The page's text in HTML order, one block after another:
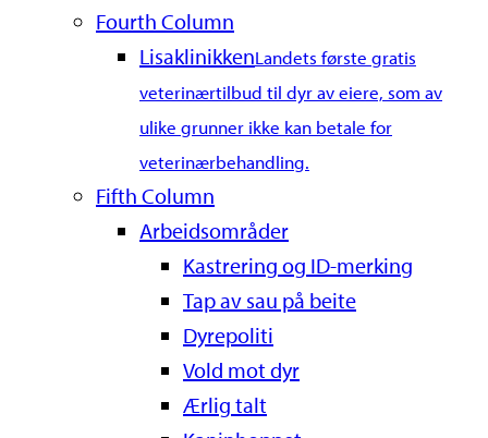
Fourth Column
LisaklinikkenLandets første gratis
veterinærtilbud til dyr av eiere, som av
ulike grunner ikke kan betale for
veterinærbehandling.
Fifth Column
Arbeidsområder
Kastrering og ID-merking
Tap av sau på beite
Dyrepoliti
Vold mot dyr
Ærlig talt